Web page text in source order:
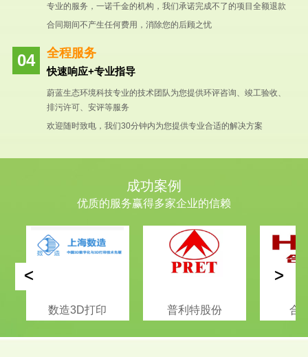
专业的服务，一诺千金的机构，我们承诺完成不了的项目全额退款
合同期间不产生任何费用，消除您的后顾之忧
全程服务
快速响应+专业指导
蔚蓝生态环境科技专业的技术团队为您提供环评咨询、竣工验收、
排污许可、安评等服务
欢迎随时致电，我们30分钟内为您提供专业合适的解决方案
成功案例
优质的服务赢得多家企业的信赖
数造3D打印 普利特股份 合
< >